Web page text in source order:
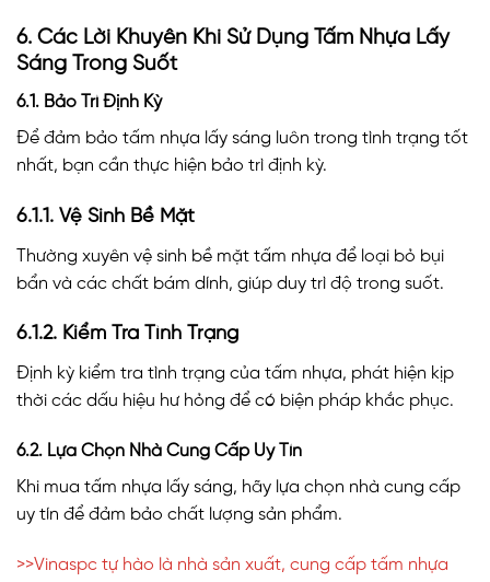
6. Các Lời Khuyên Khi Sử Dụng Tấm Nhựa Lấy
Sáng Trong Suốt
6.1. Bảo Trì Định Kỳ
Để đảm bảo tấm nhựa lấy sáng luôn trong tình trạng tốt
nhất, bạn cần thực hiện bảo trì định kỳ.
6.1.1. Vệ Sinh Bề Mặt
Thường xuyên vệ sinh bề mặt tấm nhựa để loại bỏ bụi
bẩn và các chất bám dính, giúp duy trì độ trong suốt.
6.1.2. Kiểm Tra Tình Trạng
Định kỳ kiểm tra tình trạng của tấm nhựa, phát hiện kịp
thời các dấu hiệu hư hỏng để có biện pháp khắc phục.
6.2. Lựa Chọn Nhà Cung Cấp Uy Tín
Khi mua tấm nhựa lấy sáng, hãy lựa chọn nhà cung cấp
uy tín để đảm bảo chất lượng sản phẩm.
>>Vinaspc tự hào là nhà sản xuất, cung cấp tấm nhựa